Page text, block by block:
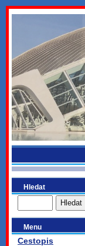
Hledat
Menu
Cestopis